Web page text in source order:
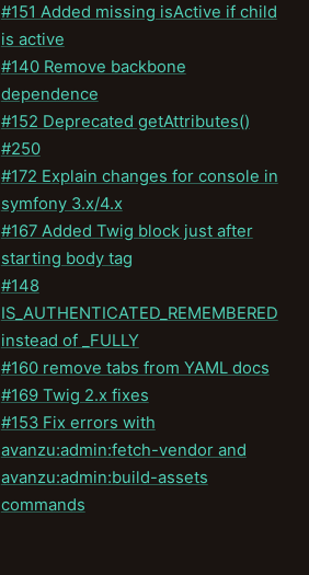
#151 Added missing isActive if child
is active
#140 Remove backbone
dependence
#152 Deprecated getAttributes()
#250
#172 Explain changes for console in
symfony 3.x/4.x
#167 Added Twig block just after
starting body tag
#148
IS_AUTHENTICATED_REMEMBERED
instead of _FULLY
#160 remove tabs from YAML docs
#169 Twig 2.x fixes
#153 Fix errors with
avanzu:admin:fetch-vendor and
avanzu:admin:build-assets
commands